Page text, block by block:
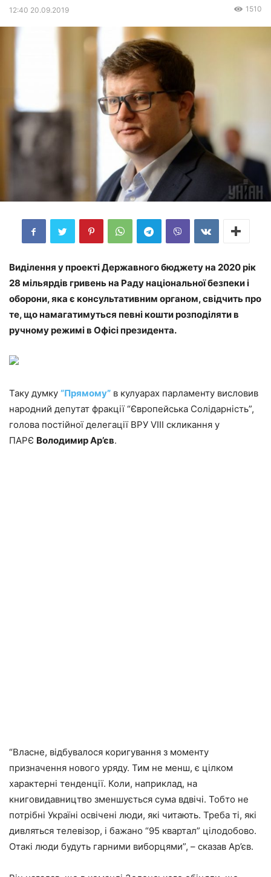
12:40 20.09.2019 1510
Виділення у проекті Державного бюджету на 2020 рік
28 мільярдів гривень на Раду національної безпеки і
оборони, яка є консультативним органом, свідчить про
те, що намагатимуться певні кошти розподіляти в
ручному режимі в Офісі президента.
Таку думку “Прямому” в кулуарах парламенту висловив
народний депутат фракції “Європейська Солідарність”,
голова постійної делегації ВРУ VIII скликання у
ПАРЄ Володимир Ар’єв.
“Власне, відбувалося коригування з моменту
призначення нового уряду. Тим не менш, є цілком
характерні тенденції. Коли, наприклад, на
книговидавництво зменшується сума вдвічі. Тобто не
потрібні Україні освічені люди, які читають. Треба ті, які
дивляться телевізор, і бажано “95 квартал” цілодобово.
Отакі люди будуть гарними виборцями”, – сказав Ар’єв.